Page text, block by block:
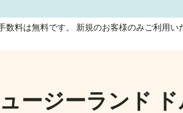
数料は無料です。 新規のお客様のみご利用
ージーランド